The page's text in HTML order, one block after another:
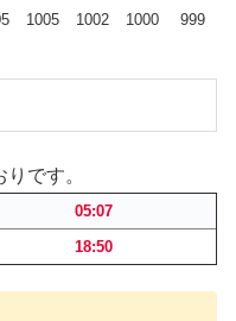
1005 1002 1000 999
です。
05:07
18:50